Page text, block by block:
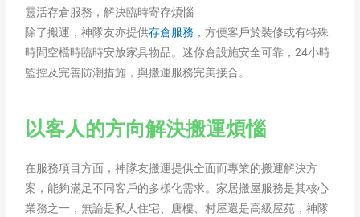
靈活存倉服務，解決臨時寄存煩惱
除了搬運，神隊友亦提供存倉服務 ，方便客戶於裝修或有特殊
時間空檔時臨時安放家具物品。迷你倉設施安全可靠，24小時
監控及完善防潮措施，與搬運服務完美接合。
以客人的方向解決搬運煩惱
在服務項目方面，神隊友搬運提供全面而專業的搬運解決方
案，能夠滿足不同客戶的多樣化需求。家居搬屋服務是其核心
業務之一，無論是私人住宅、唐樓、村屋還是高級屋苑，神隊